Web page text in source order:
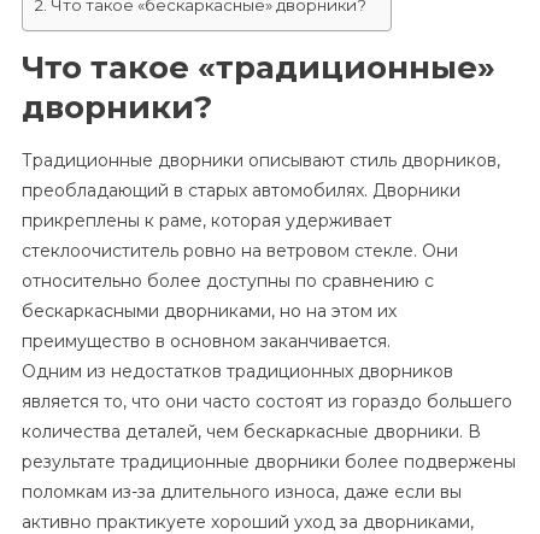
Что такое «бескаркасные» дворники?
Что такое «традиционные»
дворники?
Традиционные дворники описывают стиль дворников,
преобладающий в старых автомобилях. Дворники
прикреплены к раме, которая удерживает
стеклоочиститель ровно на ветровом стекле. Они
относительно более доступны по сравнению с
бескаркасными дворниками, но на этом их
преимущество в основном заканчивается.
Одним из недостатков традиционных дворников
является то, что они часто состоят из гораздо большего
количества деталей, чем бескаркасные дворники. В
результате традиционные дворники более подвержены
поломкам из-за длительного износа, даже если вы
активно практикуете хороший уход за дворниками,